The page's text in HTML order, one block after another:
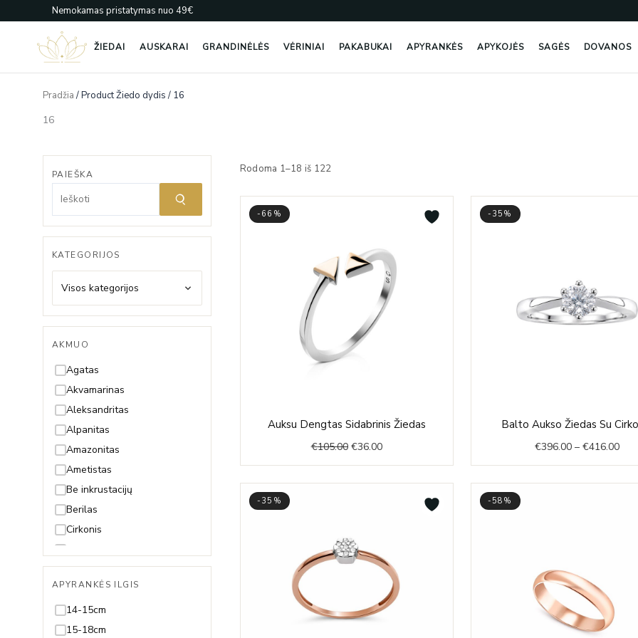
prie
Nemokamas pristatymas nuo 49€
ŽIEDAI AUSKARAI GRANDINĖLĖS VĖRINIAI PAKABUKAI APYRANKĖS APYKOJĖS SAGĖS DOVANOS
Pradžia/ Product Žiedo dydis / 16
16
PAIEŠKA
KATEGORIJOS
Visos kategorijos
AKMUO
Agatas
Akvamarinas
Aleksandritas
Alpanitas
Amazonitas
Ametistas
Be inkrustacijų
Berilas
Cirkonis
Deimantas
Gintaras
Granatas
Hematitas
APYRANKĖS ILGIS
14-15cm
15-18cm
Rodoma 1–18 iš 122pagal
-66%
Auksu Dengtas Sidabrinis Žiedas
€105.00
price
was:
€105.00.
€36.00
Current
price
is:
€36.00.
-35%
Balto Aukso Žiedas Su
€396.00 – €416.00
-35% -58%